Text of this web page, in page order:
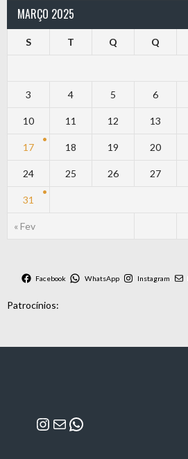
MARÇO 2025
S T Q Q
« Fev
3 4 5 6
10 11 12 13
17 18 19 20
24 25 26 27
31
Facebook WhatsApp Instagram
Patrocínios:
Instagram
MailWhatsApp